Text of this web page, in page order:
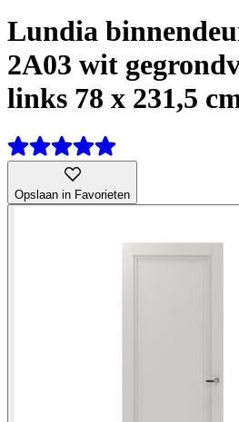
Lundia
2A03 wit
links 78 x 231,5
Opslaan in Favorieten